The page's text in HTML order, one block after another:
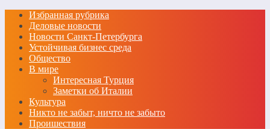
Избранная рубрика
Деловые новости
Новости Санкт-Петербурга
Устойчивая бизнес среда
Общество
В мире
Интересная Турция
Заметки об Италии
Культура
Никто не забыт, ничто не забыто
Проишествия